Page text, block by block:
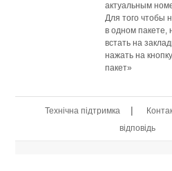
актуальным
Для того чтобы
в одном пакете,
встать на
нажать на
пакет»
Технічна підтримка |
відповідь